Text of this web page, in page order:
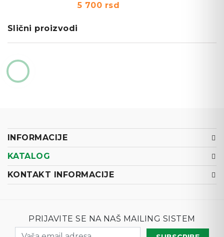
5 700 rsd
Slični proizvodi
INFORMACIJE
KATALOG
KONTAKT INFORMACIJE
PRIJAVITE SE NA NAŠ MAILING SISTEM